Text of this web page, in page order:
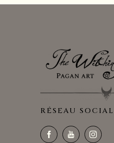
RÉSEAU SOCIAL